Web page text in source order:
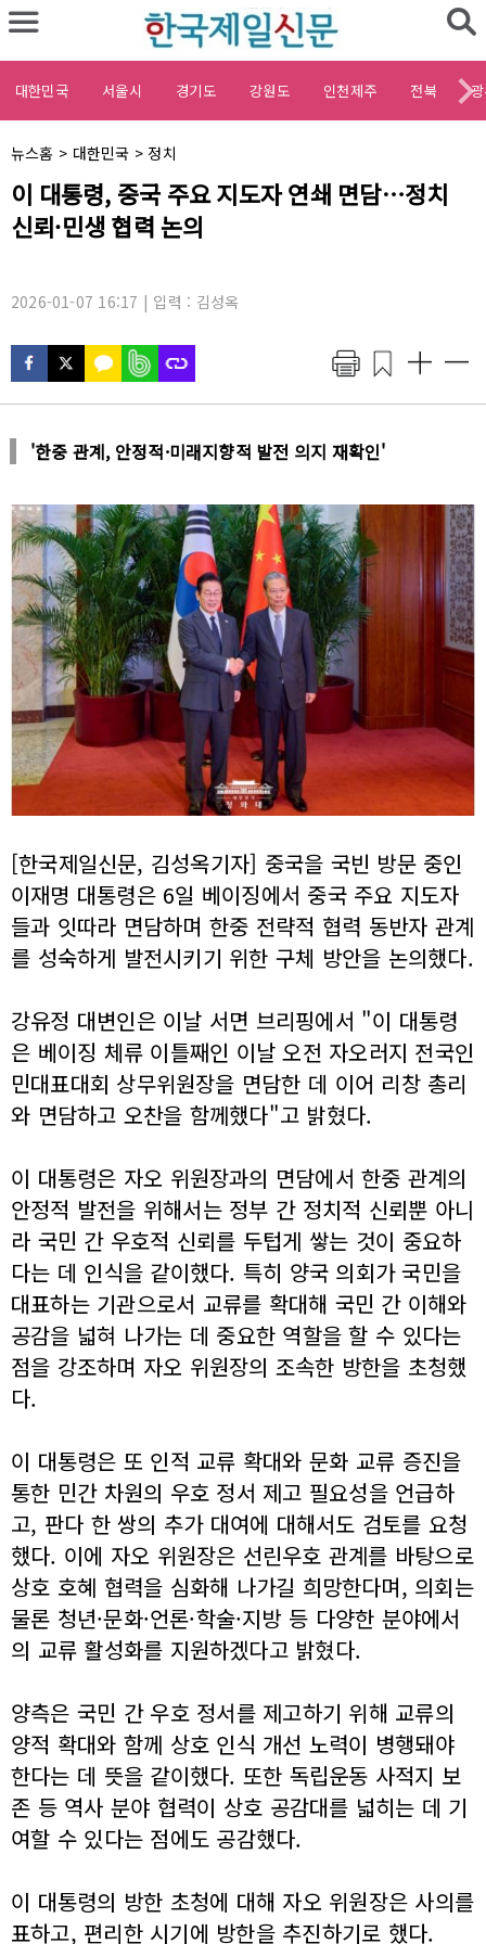
대한민국 서울시 경기도 강원도 인천제주 전북
채
명
뉴스홈 > 대한민국 > 정치
기
사
제
목
이 대통령, 중국 주요 지도자 연쇄 면담…정치
신뢰·민생 협력 논의
2026-01-07 16:17 | 입력 : 김성옥
'한중 관계, 안정적·미래지향적 발전 의지 재확인'
[한국제일신문, 김성옥기자] 중국을 국빈 방문 중인
이재명 대통령은 6일 베이징에서 중국 주요 지도자
들과 잇따라 면담하며 한중 전략적 협력 동반자 관계
를 성숙하게 발전시키기 위한 구체 방안을 논의했다.
강유정 대변인은 이날 서면 브리핑에서 "이 대통령
은 베이징 체류 이틀째인 이날 오전 자오러지 전국인
민대표대회 상무위원장을 면담한 데 이어 리창 총리
와 면담하고 오찬을 함께했다"고 밝혔다.
이 대통령은 자오 위원장과의 면담에서 한중 관계의
안정적 발전을 위해서는 정부 간 정치적 신뢰뿐 아니
라 국민 간 우호적 신뢰를 두텁게 쌓는 것이 중요하
다는 데 인식을 같이했다. 특히 양국 의회가 국민을
대표하는 기관으로서 교류를 확대해 국민 간 이해와
공감을 넓혀 나가는 데 중요한 역할을 할 수 있다는
점을 강조하며 자오 위원장의 조속한 방한을 초청했
다.
이 대통령은 또 인적 교류 확대와 문화 교류 증진을
통한 민간 차원의 우호 정서 제고 필요성을 언급하
고, 판다 한 쌍의 추가 대여에 대해서도 검토를 요청
했다. 이에 자오 위원장은 선린우호 관계를 바탕으로
상호 호혜 협력을 심화해 나가길 희망한다며, 의회는
물론 청년·문화·언론·학술·지방 등 다양한 분야에서
의 교류 활성화를 지원하겠다고 밝혔다.
양측은 국민 간 우호 정서를 제고하기 위해 교류의
양적 확대와 함께 상호 인식 개선 노력이 병행돼야
한다는 데 뜻을 같이했다. 또한 독립운동 사적지 보
존 등 역사 분야 협력이 상호 공감대를 넓히는 데 기
여할 수 있다는 점에도 공감했다.
이 대통령의 방한 초청에 대해 자오 위원장은 사의를
표하고, 편리한 시기에 방한을 추진하기로 했다.